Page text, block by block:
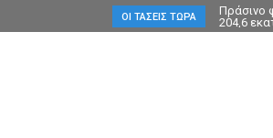
ΟΙ ΤΆΣΕΙΣ ΤΏΡΑ
Πράσινο
204,6